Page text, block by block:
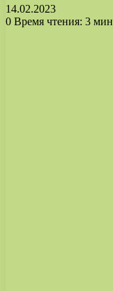
14.02.2023
0 Время чтения: 3